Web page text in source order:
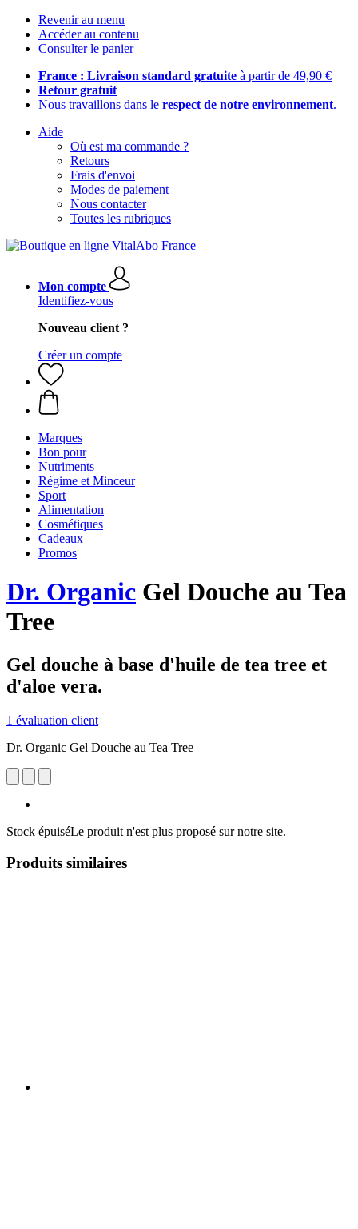
Revenir au menu
Accéder au contenu
Consulter le panier
France : Livraison standard gratuite à partir de 49,90 €
Retour gratuit
Nous travaillons dans le respect de notre environnement.
Aide
Où est ma commande ?
Retours
Frais d'envoi
Modes de paiement
Nous contacter
Toutes les rubriques
Mon compte
Identifiez-vous
Nouveau client ?
Créer un compte
Marques
Bon pour
Nutriments
Régime et Minceur
Sport
Alimentation
Cosmétiques
Cadeaux
Promos
Dr. Organic Gel Douche au Tea
Tree
Gel douche à base d'huile de tea tree et
d'aloe vera.
1 évaluation client
Dr. Organic Gel Douche au Tea Tree
Stock épuiséLe produit n'est plus proposé sur notre site.
Produits similaires